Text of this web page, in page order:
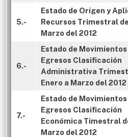
5.-
Estado de Orígen y
Recursos Trimestral
Marzo del 2012
6.-
Estado de Movimientos
Egresos Clasificación
Administrativa
Enero a Marzo del 2012
7.-
Estado de Movimientos
Egresos Clasificación
Económica Timestral
Marzo del 2012